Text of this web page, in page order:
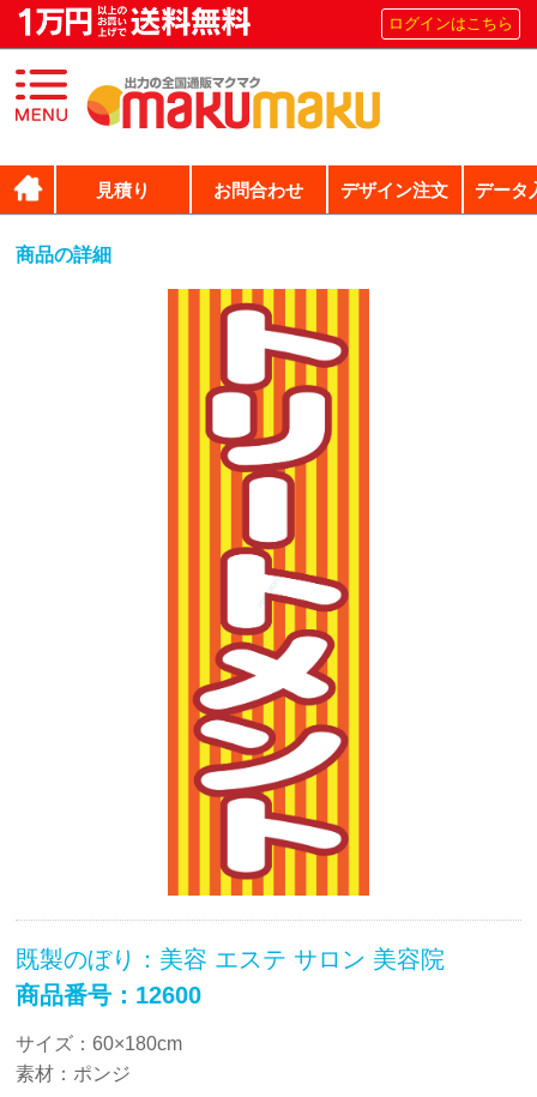
ログインはこちら
見積り お問合わせ デザイン注文 データ
商品の詳細
既製のぼり：美容 エステ サロン 美容院
商品番号：12600
サイズ：60×180cm
素材：ポンジ